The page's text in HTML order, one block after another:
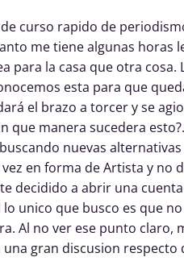
curso rapido de
me tiene algunas horas
para la casa que otra cosa.
esta para que
el brazo a torcer y se
que manera sucedera
nuevas
en forma de Artista y no
decidido a abrir una
unico que busco es que
Al no ver ese punto claro,
gran discusion respecto